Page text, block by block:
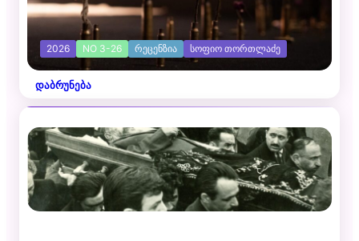
2026 NO 3-26 ᲠᲔᲪᲔᲜᲖᲘᲐ ᲡᲝᲤᲘᲝ ᲗᲝᲠᲗᲚᲐᲫᲔ
დაბრუნება